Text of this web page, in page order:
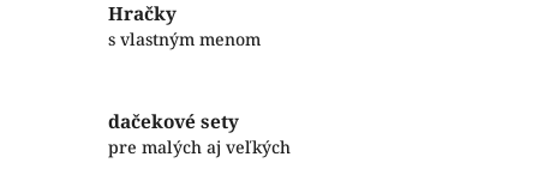
Hračky
s vlastným menom
dačekové sety
pre malých aj veľkých